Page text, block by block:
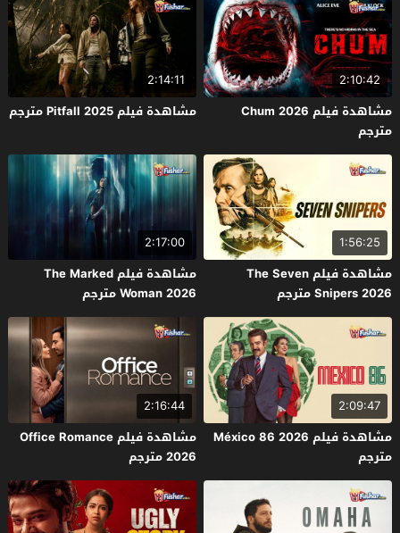
2:10:42
مشاهدة فيلم Chum 2026
مترجم
2:14:11
مشاهدة فيلم Pitfall 2025 مترجم
1:56:25
مشاهدة فيلم The Seven
Snipers 2026 مترجم
2:17:00
مشاهدة فيلم The Marked
Woman 2026 مترجم
2:09:47
مشاهدة فيلم México 86 2026
مترجم
2:16:44
مشاهدة فيلم Office Romance
2026 مترجم